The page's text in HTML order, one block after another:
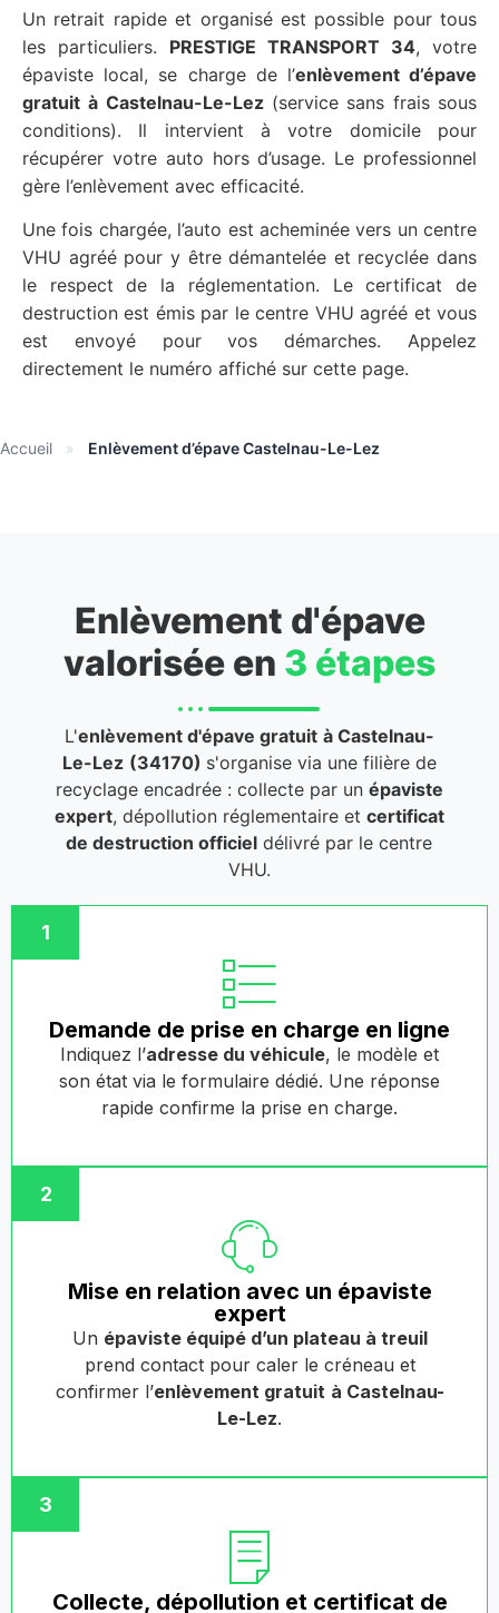
Un retrait rapide et organisé est possible pour tous
les particuliers. PRESTIGE TRANSPORT 34, votre
épaviste local, se charge de l’enlèvement d’épave
gratuit à Castelnau-Le-Lez(service sans frais sous
conditions). Il intervient à votre domicile pour
récupérer votre auto hors d’usage. Le professionnel
gère l’enlèvement avec efficacité.
Une fois chargée, l’auto est acheminée vers un centre
VHU agréé pour y être démantelée et recyclée dans
le respect de la réglementation. Le certificat de
destruction est émis par le centre VHU agréé et vous
est envoyé pour vos démarches. Appelez
directement le numéro affiché sur cette page.
Accueil » Enlèvement d’épave Castelnau-Le-Lez
Enlèvement d'épave
valorisée en 3 étapes
L'enlèvement d'épave gratuit à Castelnau-
Le-Lez (34170) s'organise via une filière de
recyclage encadrée : collecte par un épaviste
expert, dépollution réglementaire et certificat
de destruction officiel délivré par le centre
VHU.
1
Demande de prise en charge en ligne
Indiquez l’adresse du véhicule, le modèle et
son état via le formulaire dédié. Une réponse
rapide confirme la prise en charge.
2
Mise en relation avec un épaviste
expert
Un épaviste équipé d’un plateau à treuil
prend contact pour caler le créneau et
confirmer l’enlèvement gratuit à Castelnau-
Le-Lez.
3
Collecte, dépollution et certificat de